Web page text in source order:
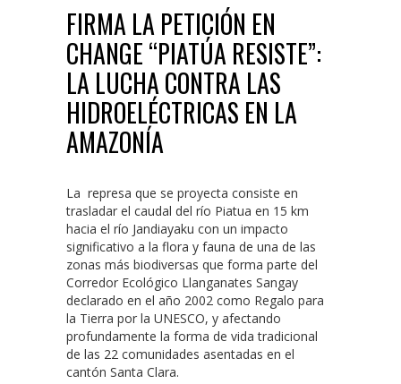
FIRMA LA PETICIÓN EN
CHANGE “PIATÚA RESISTE”:
LA LUCHA CONTRA LAS
HIDROELÉCTRICAS EN LA
AMAZONÍA
La represa que se proyecta consiste en
trasladar el caudal del río Piatua en 15 km
hacia el río Jandiayaku con un impacto
significativo a la flora y fauna de una de las
zonas más biodiversas que forma parte del
Corredor Ecológico Llanganates Sangay
declarado en el año 2002 como Regalo para
la Tierra por la UNESCO, y afectando
profundamente la forma de vida tradicional
de las 22 comunidades asentadas en el
cantón Santa Clara.